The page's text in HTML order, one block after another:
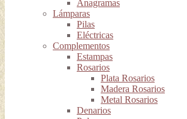
Anagramas
Lámparas
Pilas
Eléctricas
Complementos
Estampas
Rosarios
Plata Rosarios
Madera Rosarios
Metal Rosarios
Denarios